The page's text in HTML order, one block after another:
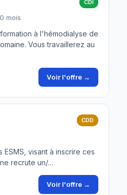
CDI
mois
à l'hémodialyse de
Vous travaillerez au
Voir l'offre →
CDD
visant à inscrire ces
recrute un/…
Voir l'offre →